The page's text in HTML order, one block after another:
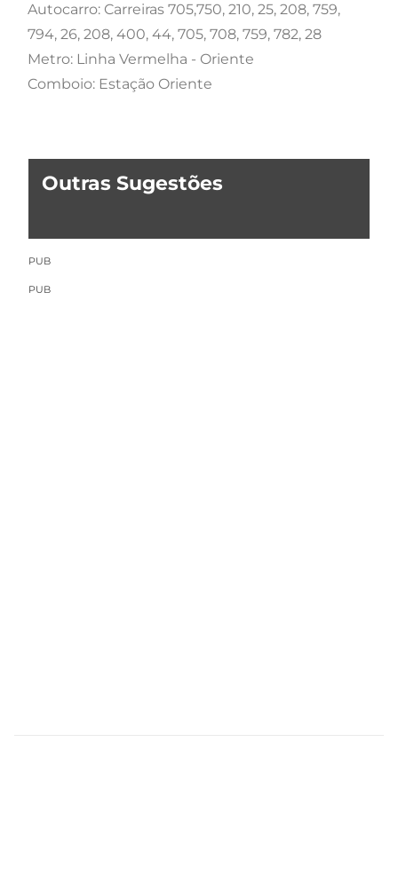
Autocarro: Carreiras 705,750, 210, 25, 208, 759,
794, 26, 208, 400, 44, 705, 708, 759, 782, 28
Metro: Linha Vermelha - Oriente
Comboio: Estação Oriente
Outras Sugestões
PUB
PUB